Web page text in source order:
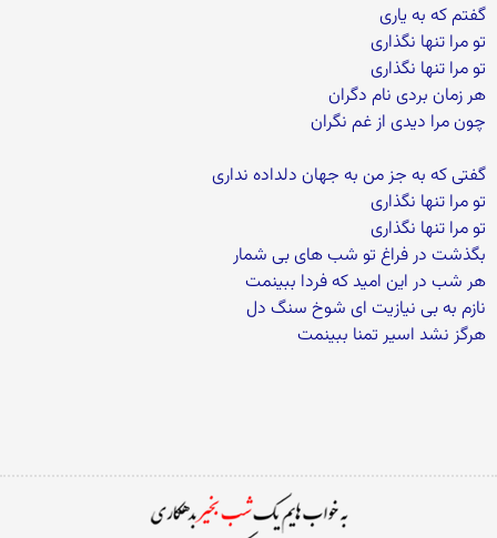
گفتم که به یاری
تو مرا تنها نگذاری
تو مرا تنها نگذاری
هر زمان بردی نام دگران
چون مرا دیدی از غم نگران
گفتی که به جز من به جهان دلداده نداری
تو مرا تنها نگذاری
تو مرا تنها نگذاری
بگذشت در فراغ تو شب های بی شمار
هر شب در این امید که فردا ببینمت
نازم به بی نیازیت ای شوخ سنگ دل
هرگز نشد اسیر تمنا ببینمت